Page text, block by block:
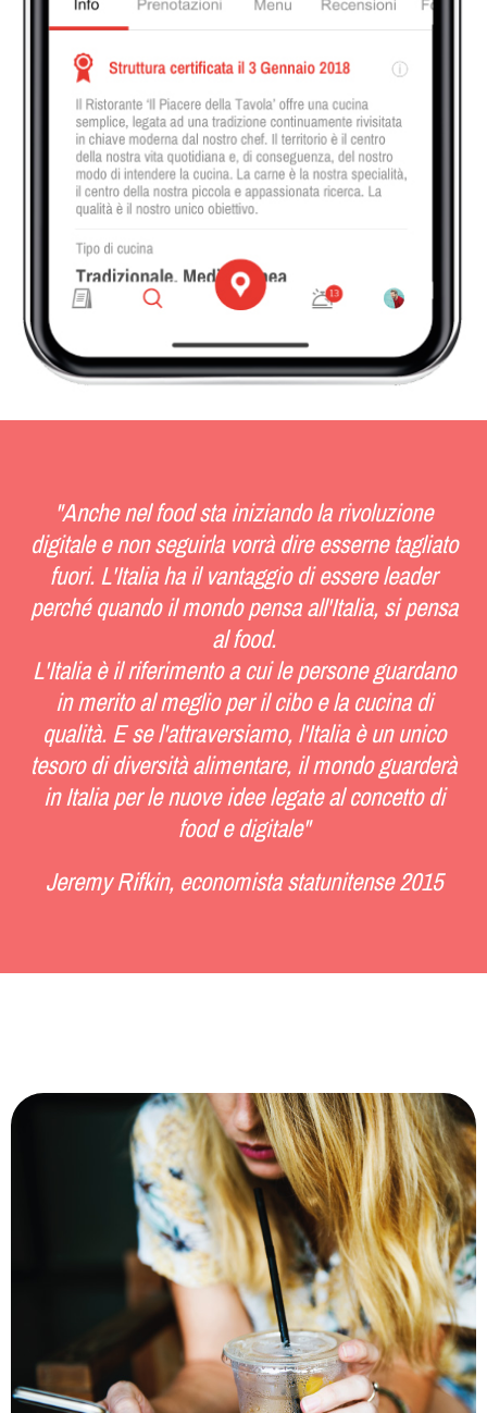
"Anche nel food sta iniziando la rivoluzione
digitale e non seguirla vorrà dire esserne tagliato
fuori. L'Italia ha il vantaggio di essere leader
perché quando il mondo pensa all'Italia, si pensa
al food.
L'Italia è il riferimento a cui le persone guardano
in merito al meglio per il cibo e la cucina di
qualità. E se l'attraversiamo, l'Italia è un unico
tesoro di diversità alimentare, il mondo guarderà
in Italia per le nuove idee legate al concetto di
food e digitale"
Jeremy Rifkin, economista statunitense 2015